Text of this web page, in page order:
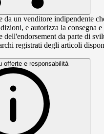
da un venditore indipendente
e autorizza la consegna
da parte di
registrati degli articoli
offerte e responsabilità